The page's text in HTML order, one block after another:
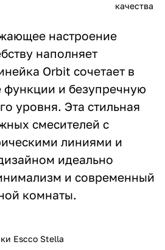
качества
настроение
наполняет
Orbit сочетает в
функции и безупречную
уровня. Эта стильная
смесителей с
линиями и
идеально
и современный
комнаты.
Escco Stella